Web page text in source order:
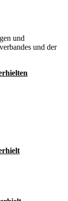
und
und der